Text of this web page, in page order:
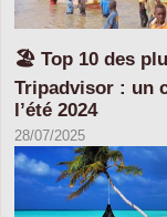
🏖️ Top 10 des
Tripadvisor : un
l’été 2024
28/07/2025